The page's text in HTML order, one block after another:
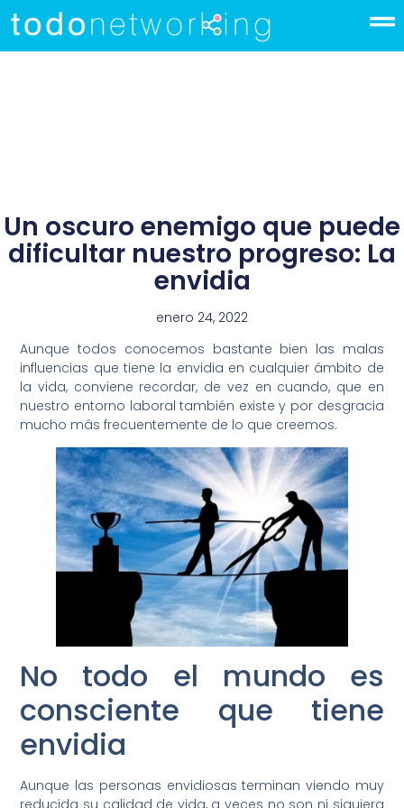
Un oscuro enemigo que puede
dificultar nuestro progreso: La
envidia
enero 24, 2022
Aunque todos conocemos bastante bien las malas
influencias que tiene la envidia en cualquier ámbito de
la vida, conviene recordar, de vez en cuando, que en
nuestro entorno laboral también existe y por desgracia
mucho más frecuentemente de lo que creemos.
No todo el mundo es
consciente que tiene
envidia
Aunque las personas envidiosas terminan viendo muy
reducida su calidad de vida, a veces no son ni siquiera